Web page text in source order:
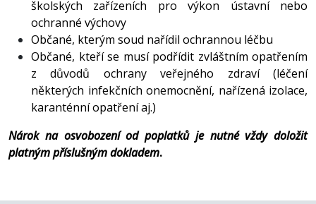
školských zařízeních pro výkon ústavní nebo
ochranné výchovy
Občané, kterým soud nařídil ochrannou léčbu
Občané, kteří se musí podřídit zvláštním opatřením
z důvodů ochrany veřejného zdraví (léčení
některých infekčních onemocnění, nařízená izolace,
karanténní opatření aj.)
Nárok na osvobození od poplatků je nutné vždy doložit
platným příslušným dokladem.